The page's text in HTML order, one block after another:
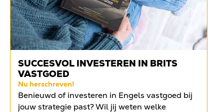
SUCCESVOL INVESTEREN IN BRITS
VASTGOED
Nu herschreven!
Benieuwd of investeren in Engels vastgoed bij
jouw strategie past? Wil jij weten welke